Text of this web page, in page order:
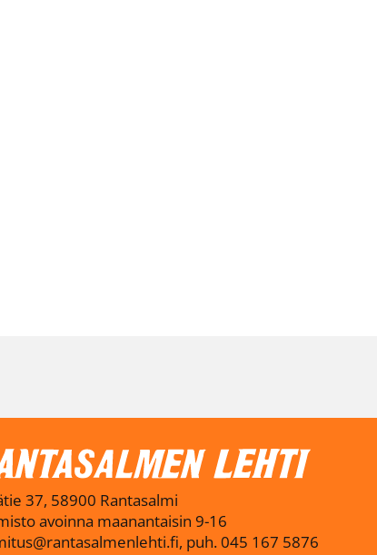
37, 58900 Rantasalmi
avoinna maanantaisin 9-16
puh. 045 167 5876